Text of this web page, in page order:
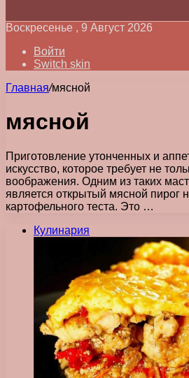
Воскресенье , 9 Август 2026
Войти
Switch skin
Главная/мясной
мясной
Приготовление утонченных и
искусство, которое требует не
воображения. Одним из таких
является открытый мясной пирог
картофельного теста. Это …
Кулинария